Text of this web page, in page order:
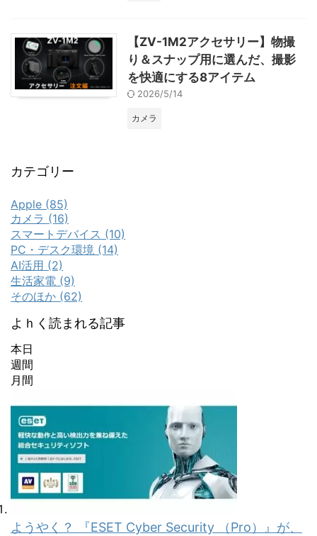
【ZV-1M2アクセサリー】物撮
り＆スナップ用に選んだ、撮影
を快適にする8アイテム
2026/5/14
カメラ
カテゴリー
Apple (85)
カメラ (16)
スマートデバイス (10)
PC・デスク環境 (14)
AI活用 (2)
生活家電 (9)
そのほか (62)
よｈく読まれる記事
本日
週間
月間
ようやく？ 『ESET Cyber Security （Pro）』が、